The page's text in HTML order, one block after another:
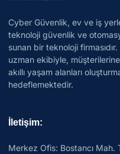
Cyber Güvenlik, ev ve iş
teknoloji güvenlik ve
sunan bir teknoloji
uzman ekibiyle,
akıllı yaşam alanları
hedeflemektedir.
İletişim:
Merkez Ofis: Bostancı Mah.